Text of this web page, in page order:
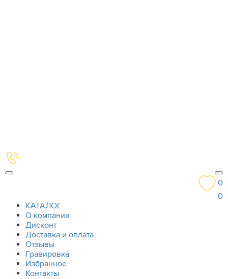
0
0
КАТАЛОГ
О компании
Дисконт
Доставка и оплата
Отзывы
Гравировка
Избранное
Контакты